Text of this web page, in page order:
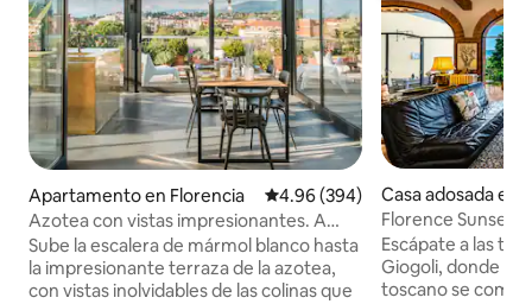
Apartamento en Florencia Calificación promedio: 4.96 de
4.96 (394)
Azotea con vistas impresionantes. A
pocos pasos del Duomo.
Sube la escalera de mármol blanco hasta
la impresionante terraza de la azotea,
con vistas inolvidables de las colinas que
Casa adosada en
Florence Sunset
Escápate a las
Giogoli, donde el
toscano se